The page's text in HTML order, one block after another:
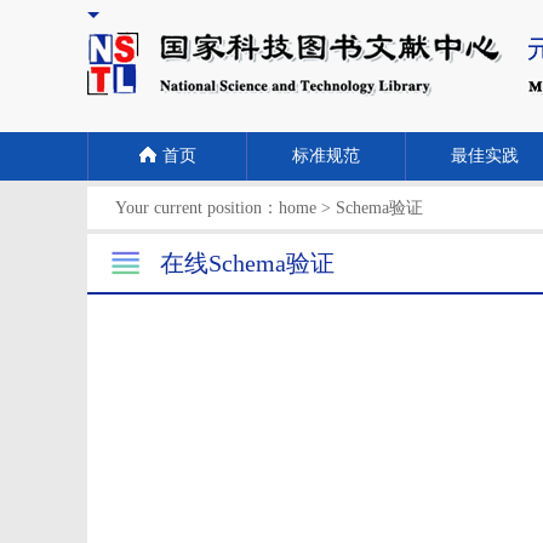
首页 标准规范 最佳实践
Your current position： home > Schema验证
在线Schema验证